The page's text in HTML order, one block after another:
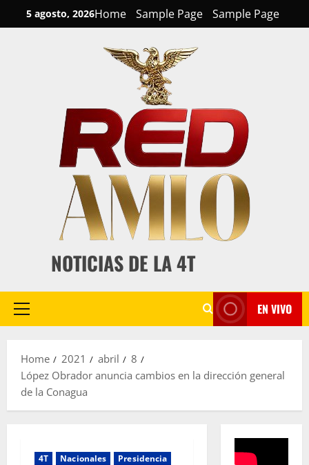
to
5 agosto, 2026Home Sample Page Sample Page
NOTICIAS DE LA 4T
Primary
EN VIVO
Home 2021 abril
8
López Obrador anuncia cambios en la dirección general
de la Conagua
4T Nacionales Presidencia